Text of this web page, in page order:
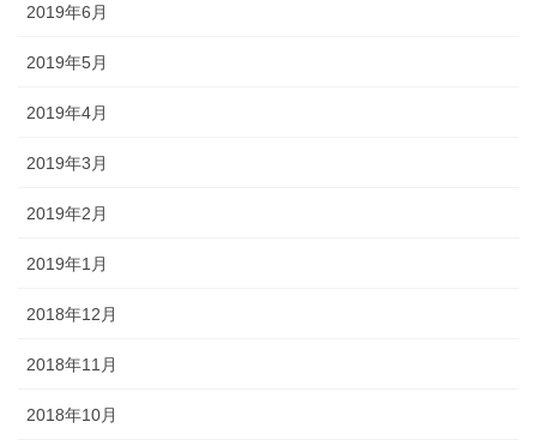
2019年6月
2019年5月
2019年4月
2019年3月
2019年2月
2019年1月
2018年12月
2018年11月
2018年10月